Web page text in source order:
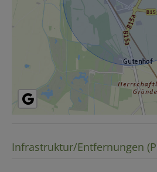
Infrastruktur/Entfernungen